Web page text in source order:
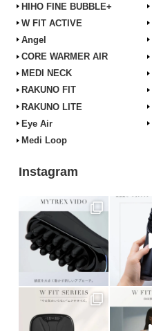
HIHO FINE BUBBLE+
W FIT ACTIVE
Angel
CORE WARMER AIR
MEDI NECK
RAKUNO FIT
RAKUNO LITE
Eye Air
Medi Loop
Instagram